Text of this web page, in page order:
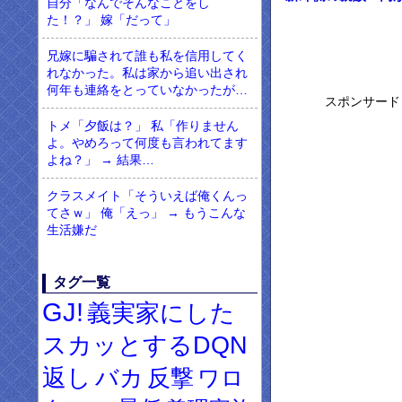
た！？」 嫁「だって」
兄嫁に騙されて誰も私を信用してく
れなかった。私は家から追い出され
何年も連絡をとっていなかったが…
トメ「夕飯は？」 私「作りません
よ。やめろって何度も言われてます
よね？」 → 結果…
クラスメイト「そういえば俺くんっ
てさｗ」 俺「えっ」 → もうこんな
生活嫌だ
タグ一覧
GJ! 義実家にした
スカッとするDQN
返し バカ 反撃 ワロ
スポンサー